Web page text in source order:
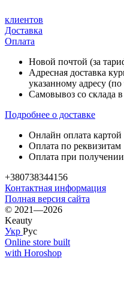
клиентов
Доставка
Оплата
Новой почтой (за
Адресная доставка
указанному адресу
Самовывоз со склада
Подробнее о доставке
Онлайн оплата картой
Оплата по реквизитам
Оплата при
+380738344156
Контактная информация
Полная версия сайта
© 2021—2026
Keauty
Укр Рус
Online store built
with Horoshop